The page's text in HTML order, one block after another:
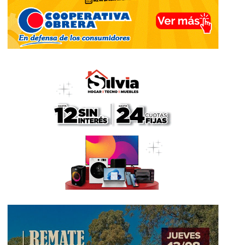
la unidad básica del PJ, calle Perón, y otra en la sede de
Unidad Ciudadana, en Yrigoyen.
-Pero está bien, Don Cacho, lo que abunda no daña. Y más
-Puede ser, pero tengo algo de información. Y la distancia
entre ambas agrupaciones de la oposición no se da
solamente por las cuadras que separan a un local
partidario del otro. Las diferencias habrían surgido porque
desde La Campora y corrientes cercanas creen que ni el
PJ ni los candidatos locales militaron con entusiasmo la
candidatura a senadora de Cristina Fernández para las
elecciones del año pasado.
menciona, si mal no recuerdo, los pocos carteles que
aparecieron en la calle de la exPresidenta fueron
colocados por militantes de La Cámpora y de otros